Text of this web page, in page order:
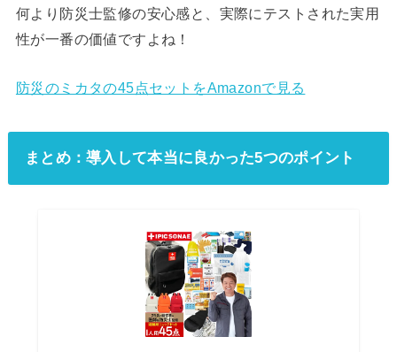
何より防災士監修の安心感と、実際にテストされた実用
性が一番の価値ですよね！
防災のミカタの45点セットをAmazonで見る
まとめ：導入して本当に良かった5つのポイント